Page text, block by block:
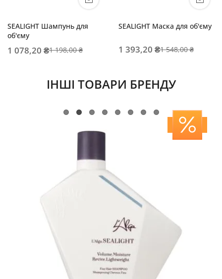
SEALIGHT Шампунь для
об'єму
1 078,20 ₴1 198,00 ₴
SEALIGHT Маска для об'єму
1 393,20 ₴1 548,00 ₴
ІНШІ ТОВАРИ БРЕНДУ